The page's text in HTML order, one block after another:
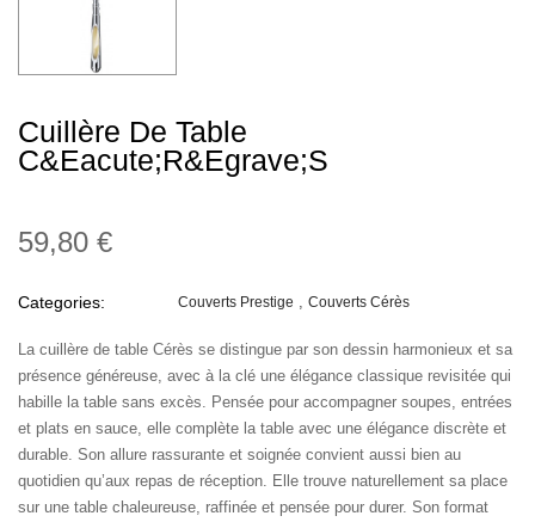
Cuillère De Table
C&eacute;r&egrave;s
59,80 €
Categories: Couverts Prestige Couverts Cérès
La cuillère de table Cérès se distingue par son dessin harmonieux et sa
présence généreuse, avec à la clé une élégance classique revisitée qui
habille la table sans excès. Pensée pour accompagner soupes, entrées
et plats en sauce, elle complète la table avec une élégance discrète et
durable. Son allure rassurante et soignée convient aussi bien au
quotidien qu’aux repas de réception. Elle trouve naturellement sa place
sur une table chaleureuse, raffinée et pensée pour durer. Son format